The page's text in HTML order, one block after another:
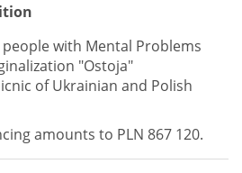
people with Mental Problems
"Ostoja"
of Ukrainian and Polish
amounts to PLN 867 120.